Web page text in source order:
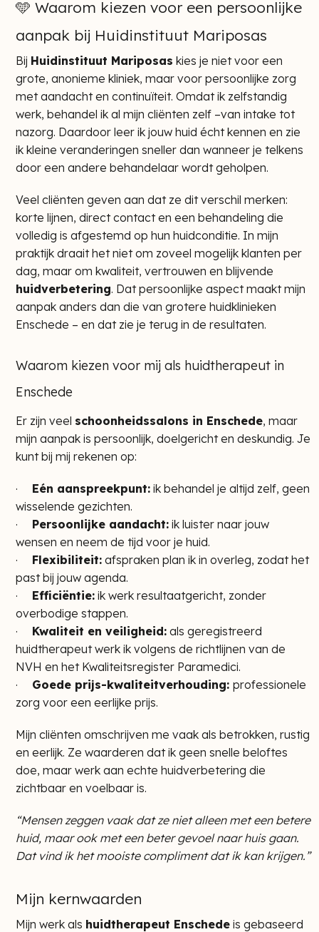
🩵 Waarom kiezen voor een persoonlijke
aanpak bij Huidinstituut Mariposas
Bij Huidinstituut Mariposas kies je niet voor een
grote, anonieme kliniek, maar voor persoonlijke zorg
met aandacht en continuïteit. Omdat ik zelfstandig
werk, behandel ik al mijn cliënten zelf –van intake tot
nazorg. Daardoor leer ik jouw huid écht kennen en zie
ik kleine veranderingen sneller dan wanneer je telkens
door een andere behandelaar wordt geholpen.
Veel cliënten geven aan dat ze dit verschil merken:
korte lijnen, direct contact en een behandeling die
volledig is afgestemd op hun huidconditie. In mijn
praktijk draait het niet om zoveel mogelijk klanten per
dag, maar om kwaliteit, vertrouwen en blijvende
huidverbetering. Dat persoonlijke aspect maakt mijn
aanpak anders dan die van grotere huidklinieken
Enschede – en dat zie je terug in de resultaten.
Waarom kiezen voor mij als huidtherapeut in
Enschede
Er zijn veel schoonheidssalons in Enschede, maar
mijn aanpak is persoonlijk, doelgericht en deskundig. Je
kunt bij mij rekenen op:
· Eén aanspreekpunt: ik behandel je altijd zelf, geen
wisselende gezichten.
· Persoonlijke aandacht: ik luister naar jouw
wensen en neem de tijd voor je huid.
· Flexibiliteit: afspraken plan ik in overleg, zodat het
past bij jouw agenda.
· Efficiëntie: ik werk resultaatgericht, zonder
overbodige stappen.
· Kwaliteit en veiligheid: als geregistreerd
huidtherapeut werk ik volgens de richtlijnen van de
NVH en het Kwaliteitsregister Paramedici.
· Goede prijs-kwaliteitverhouding: professionele
zorg voor een eerlijke prijs.
Mijn cliënten omschrijven me vaak als betrokken, rustig
en eerlijk. Ze waarderen dat ik geen snelle beloftes
doe, maar werk aan echte huidverbetering die
zichtbaar en voelbaar is.
“Mensen zeggen vaak dat ze niet alleen met een betere
huid, maar ook met een beter gevoel naar huis gaan.
Dat vind ik het mooiste compliment dat ik kan krijgen.”
Mijn kernwaarden
Mijn werk als huidtherapeut Enschede is gebaseerd